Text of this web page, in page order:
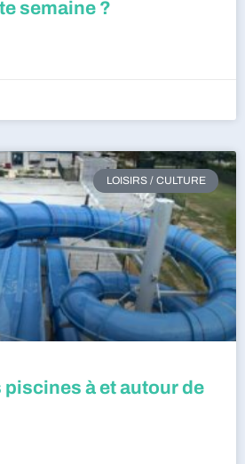
semaine ?
LOISIRS / CULTURE
piscines à et autour de